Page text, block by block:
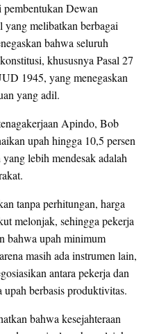
pembentukan Dewan
yang melibatkan berbagai
bahwa seluruh
khususnya Pasal 27
1945, yang menegaskan
yang adil.
Apindo, Bob
upah hingga 10,5 persen
lebih mendesak adalah
tanpa perhitungan, harga
melonjak, sehingga pekerja
bahwa upah minimum
masih ada instrumen lain,
antara pekerja dan
upah berbasis produktivitas.
bahwa kesejahteraan